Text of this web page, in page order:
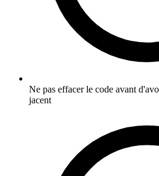
Ne pas effacer le code avant
jacent